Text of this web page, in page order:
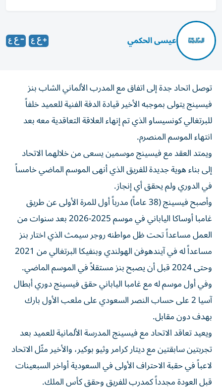
عيسى الحكمي
توصل اتحاد جدة إلى اتفاق مع المدرب الألماني الشاب بنز
فيسينج يتولى بموجبه الأخير قيادة الدفة الفنية للعميد خلفاً
للبرتغالي كونسيساو الذي تم إنهاء العلاقة التعاقدية معه بعد
انتهاء الموسم المنصرم.
ويمتد العقد مع فيسينج موسمين يسعى من خلالهما الاتحاد
إلى بناء هوية جديدة للفريق الذي أنهى الموسم الماضي خامساً
في الدوري ولم يحقق أي إنجاز.
وأصبح فيسينج (38 عاماً) مدرباً أول للمرة الأولى عن طريق
غامبا أوساكا الياباني في موسم 2025-2026 بعد سنوات من
العمل مساعداً تحت ظل مواطنه روجر سيمث الذي اختار بنز
مساعداً له في آيندهوفن الهولندي وبنفيكا البرتغالي من 2021
وحتى 2024 قبل أن يصبح بنز مستقلاً في الموسم الماضي.
وفي أول موسم له مع غامبا الياباني حقق فيسينج دوري أبطال
آسيا 2 على حساب النصر السعودي على ملعب الأول بارك
بهدف دون مقابل.
ويعيد تعاقد الاتحاد مع فيسينج المدرسة الألمانية للعميد بعد
تجربتين سابقتين مع ديتار كرامر وثيو بوكير، والأخير مثّل الاتحاد
لاعباً في حقبة الاحتراف الأولى في السعودية أواخر السبعينات
قبل العودة مجدداً كمدرب للفريق وحقق كأس الملك.